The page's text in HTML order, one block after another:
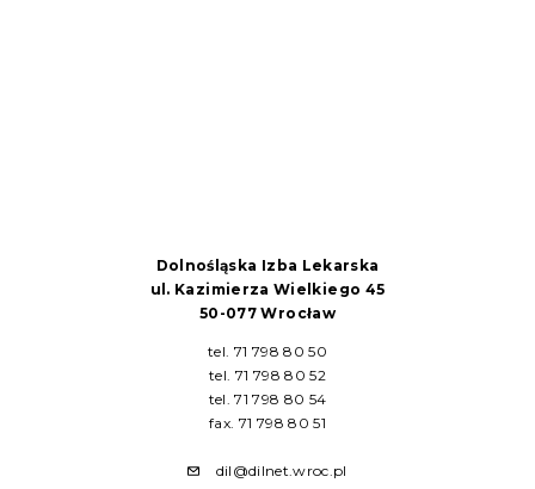
Dolnośląska Izba Lekarska
ul. Kazimierza Wielkiego 45
50-077 Wrocław
tel. 71 798 80 50
tel. 71 798 80 52
tel. 71 798 80 54
fax. 71 798 80 51
dil@dilnet.wroc.pl